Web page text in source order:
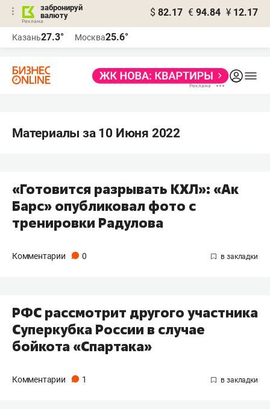
забронируй
валюту
$ 82.17 € 94.84 ¥ 12.17
Казань27.3° Москва25.6°
Материалы за 10 Июня 2022
«Готовится разрывать КХЛ»: «Ак
Барс» опубликовал фото с
тренировки Радулова
Комментарии 0
РФС рассмотрит другого участника
Суперкубка России в случае
бойкота «Спартака»
Комментарии 1